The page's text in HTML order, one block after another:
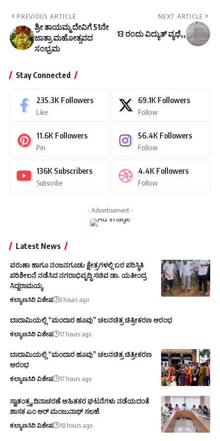
PREVIOUS ARTICLE
ಶ್ರೀ ತಾಯಮ್ಮ ದೇವಿಗೆ 51ನೇ
ಜಾತ್ರಾ ಮಹೋತ್ಸವದ
ಸಂಭ್ರಮ
NEXT ARTICLE
13 ರಂದು ವಿದ್ಯುತ್ ವ್ಯಥೆ,,
Stay Connected
235.3K Followers
Like
69.1K Followers
Follow
11.6K Followers
Pin
56.4K Followers
Follow
136K Subscribers
Subscribe
4.4K Followers
Follow
- Advertisement -
Latest News
ವರುಣಾ ಹಾಗೂ ನಂಜನಗೂಡು ಕ್ಷೇತ್ರಗಳಲ್ಲಿ ಬರ ಪರಿಸ್ಥಿತಿ
ಪರಿಶೀಲನೆ ನಡೆಸಿದ ನಗರಾಭಿವೃದ್ಧಿ ಸಚಿವ ಡಾ. ಯತೀಂದ್ರ
ಸಿದ್ದರಾಮಯ್ಯ
ಕಲ್ಯಾಣಸಿರಿ ವಿಶೇಷ 3 hours ago
ಬಾದಾಮಿಯಲ್ಲಿ “ಮಂದಾರ ಹೂವು” ಚಲನಚಿತ್ರ ಚಿತ್ರೀಕರಣ ಆರಂಭ
ಕಲ್ಯಾಣಸಿರಿ ವಿಶೇಷ 17 hours ago
ಬಾದಾಮಿಯಲ್ಲಿ “ಮಂದಾರ ಹೂವು” ಚಲನಚಿತ್ರ ಚಿತ್ರೀಕರಣ
ಆರಂಭ
ಕಲ್ಯಾಣಸಿರಿ ವಿಶೇಷ 17 hours ago
ಸ್ವಾತಂತ್ರ್ಯ ದಿನಾಚರಣೆ ಅಹಿತಕರ ಘಟನೆಗಳು ನಡೆಯದಂತೆ
ಶಾಸಕ ಎಂ ಆರ್ ಮಂಜುನಾಥ್ ಸಲಹೆ
ಕಲ್ಯಾಣಸಿರಿ ವಿಶೇಷ 18 hours ago